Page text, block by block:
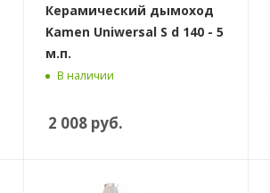
Керамический дымоход
Kamen Uniwersal S d 140 - 5
м.п.
В наличии
2 008руб.